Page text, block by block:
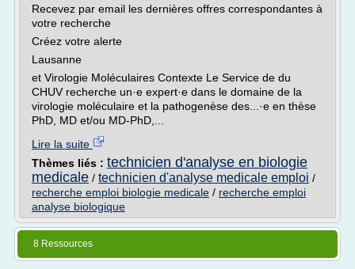
Recevez par email les dernières offres correspondantes à
votre recherche
Créez votre alerte
Lausanne
et Virologie Moléculaires Contexte Le Service de du
CHUV recherche un·e expert·e dans le domaine de la
virologie moléculaire et la pathogenèse des...·e en thèse
PhD, MD et/ou MD-PhD,...
Lire la suite
Thèmes liés : technicien d'analyse en biologie
medicale / technicien d'analyse medicale emploi /
recherche emploi biologie medicale / recherche emploi
analyse biologique
8 Ressources